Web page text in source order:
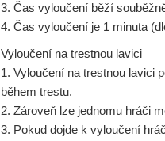
3. Čas vyloučení běží
4. Čas vyloučení je 1 minuta
Vyloučení na trestnou lavici
1. Vyloučení na trestnou lavici
během trestu.
2. Zároveň lze jednomu hráči
3. Pokud dojde k vyloučení